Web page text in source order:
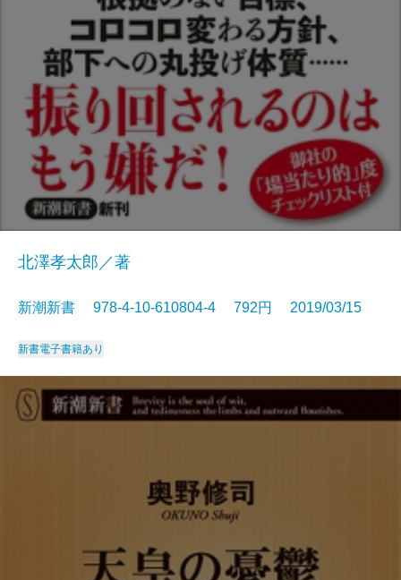
北澤孝太郎／著
新潮新書 978-4-10-610804-4 792円 2019/03/15
新書電子書籍あり